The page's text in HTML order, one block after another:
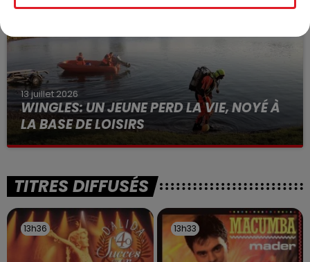
13 juillet 2026
WINGLES: UN JEUNE PERD LA VIE, NOYÉ À
LA BASE DE LOISIRS
La victime a coulé à pic
TITRES DIFFUSÉS
13h36
13h36 13h33
13h33